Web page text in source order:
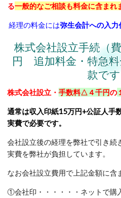
る一般的なご相談も料金に含まれ
経理の料金には弥生会計への入力
株式会社設立手続（
円 追加料金・特急
款です
株式会社設立・ 手数料△４千円の
通常は収入印紙15万円+公証人手
実費で必要です。
会社設立後の経理を弊社で引き続
実費を弊社が負担しています。
なお会社設立費用で上記金額に含
①会社印・・・・・・ネットで購